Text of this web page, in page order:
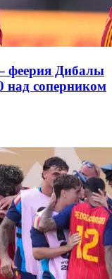
феерия Дибалы
над соперником